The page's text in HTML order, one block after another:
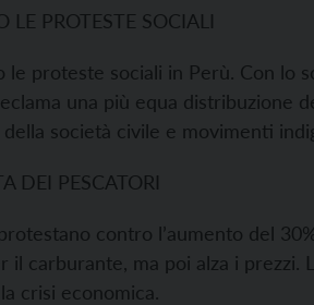
PROTESTE SOCIALI
le proteste sociali in Perù. Con lo
una più equa distribuzione
società civile e movimenti
DEI PESCATORI
contro l’aumento del
il carburante, ma poi alza i prezzi.
crisi economica.